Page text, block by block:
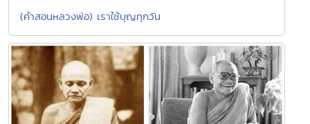
(คำสอนหลวงพ่อ) เราใช้บุญทุกวัน